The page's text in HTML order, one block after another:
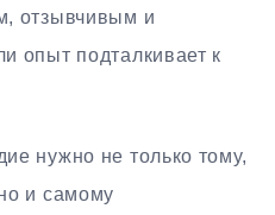
отзывчивым и
опыт подталкивает к
нужно не только тому,
и самому